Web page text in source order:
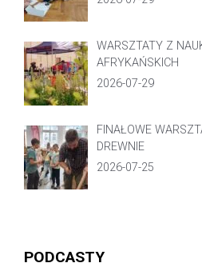
WARSZTATY Z
AFRYKAŃSKICH
2026-07-29
FINAŁOWE
DREWNIE
2026-07-25
PODCASTY